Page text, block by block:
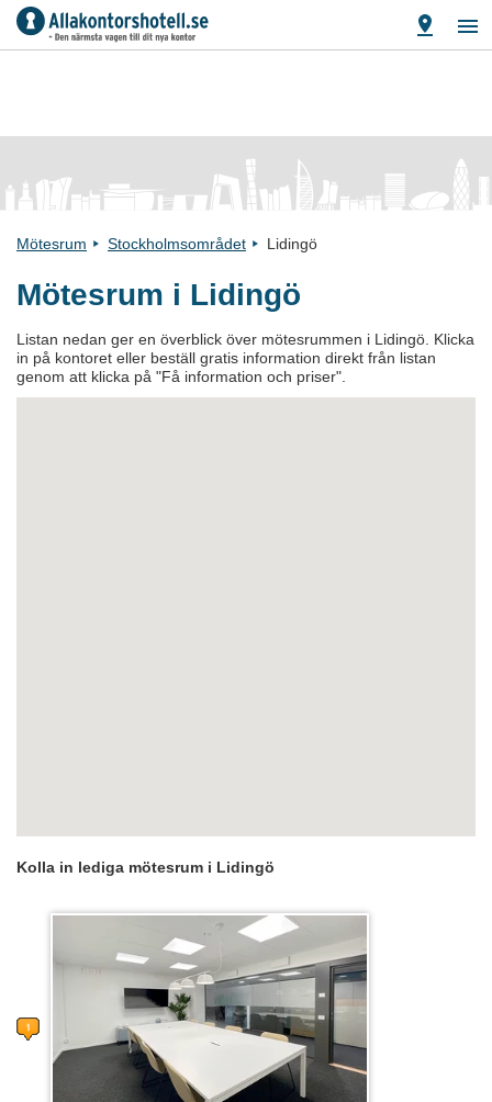
Mötesrum Stockholmsområdet Lidingö
Mötesrum i Lidingö
Listan nedan ger en överblick över mötesrummen i Lidingö. Klicka
in på kontoret eller beställ gratis information direkt från listan
genom att klicka på "Få information och priser".
Kolla in lediga mötesrum i Lidingö